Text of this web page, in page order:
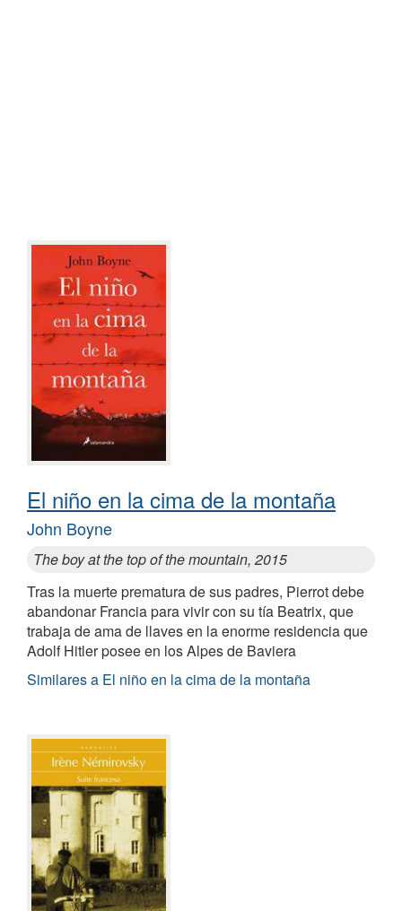
El niño en la cima de la montaña
John Boyne
The boy at the top of the mountain, 2015
Tras la muerte prematura de sus padres, Pierrot debe
abandonar Francia para vivir con su tía Beatrix, que
trabaja de ama de llaves en la enorme residencia que
Adolf Hitler posee en los Alpes de Baviera
Similares a El niño en la cima de la montaña